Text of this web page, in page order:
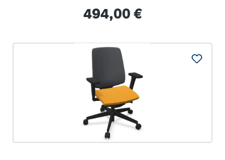
Regulärer Preis:
494,00 €